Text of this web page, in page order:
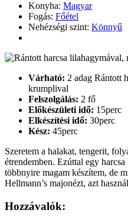
Konyha: Magyar
Fogás: Főétel
Nehézségi szint: Könnyű
Várható: 2 adag Rántott
krumplival
Felszolgálás: 2 fő
Előkészületi idő: 15perc
Elkészítési idő: 30perc
Kész: 45perc
Szeretem a halakat, tengerit,
étrendemben. Ezúttal egy
többnyire magam készítem, de
Hellmann’s majonézt, azt
Hozzávalók: